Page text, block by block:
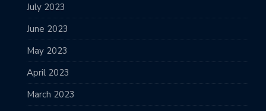
July 2023
June 2023
May 2023
April 2023
March 2023